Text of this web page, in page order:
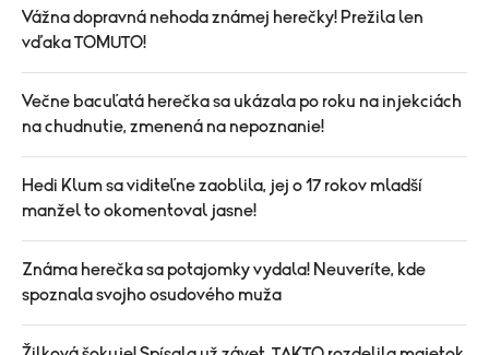
Vážna dopravná nehoda známej herečky! Prežila len
vďaka TOMUTO!
Večne bacuľatá herečka sa ukázala po roku na injekciách
na chudnutie, zmenená na nepoznanie!
Hedi Klum sa viditeľne zaoblila, jej o 17 rokov mladší
manžel to okomentoval jasne!
Známa herečka sa potajomky vydala! Neuveríte, kde
spoznala svojho osudového muža